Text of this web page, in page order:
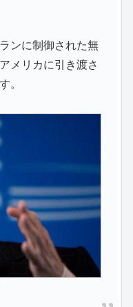
ンに制御された無
メリカに引き渡さ
。